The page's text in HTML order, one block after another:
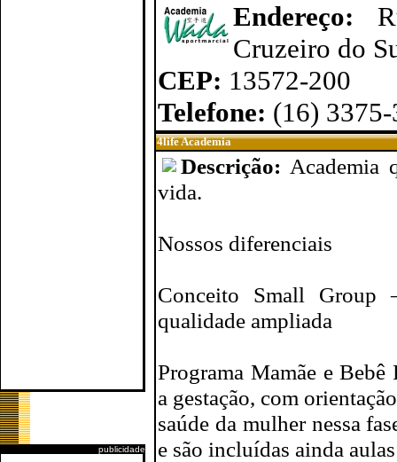
publicidade
Endereço:
Cruzeiro do
CEP: 13572-200
Telefone: (16)
4life Academia
Descrição: Academia
vida.
Nossos diferenciais
Conceito Small Group
qualidade ampliada
Programa Mamãe e
a gestação, com
saúde da mulher nessa
e são incluídas ainda